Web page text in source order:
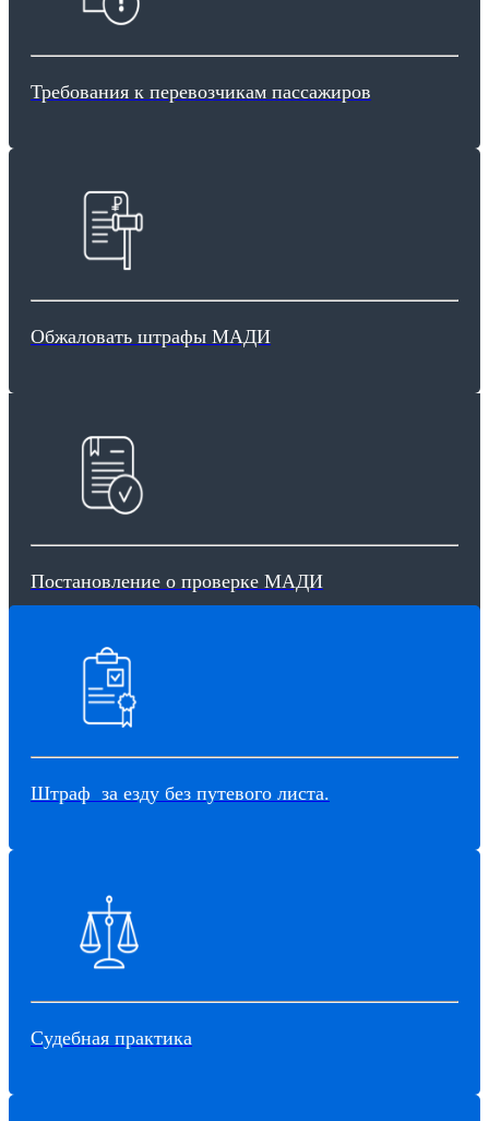
Требования к перевозчикам пассажиров
Обжаловать штрафы МАДИ
Постановление о проверке МАДИ
Штраф за езду без путевого листа.
Судебная практика